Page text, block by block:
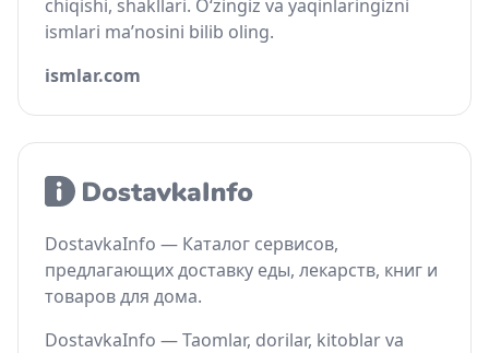
chiqishi, shakllari. O‘zingiz va yaqinlaringizni
ismlari ma’nosini bilib oling.
ismlar.com
DostavkaInfo — Каталог сервисов,
предлагающих доставку еды, лекарств, книг и
товаров для дома.
DostavkaInfo — Taomlar, dorilar, kitoblar va